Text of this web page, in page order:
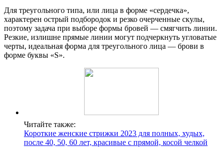
Для треугольного типа, или лица в форме «сердечка»,
характерен острый подбородок и резко очерченные скулы,
поэтому задача при выборе формы бровей — смягчить линии.
Резкие, излишне прямые линии могут подчеркнуть угловатые
черты, идеальная форма для треугольного лица — брови в
форме буквы «S».
Читайте также:
Короткие женские стрижки 2023 для полных, худых,
после 40, 50, 60 лет, красивые с прямой, косой челкой